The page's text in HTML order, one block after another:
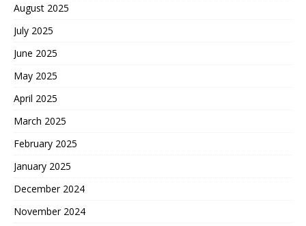
August 2025
July 2025
June 2025
May 2025
April 2025
March 2025
February 2025
January 2025
December 2024
November 2024